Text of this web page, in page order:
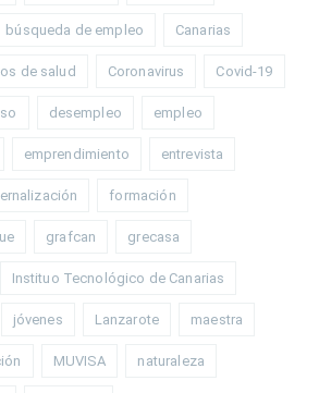
búsqueda de empleo Canarias
de salud Coronavirus Covid-19
desempleo empleo
emprendimiento entrevista
formación
grafcan grecasa
Instituo Tecnológico de Canarias
jóvenes Lanzarote maestra
MUVISA naturaleza